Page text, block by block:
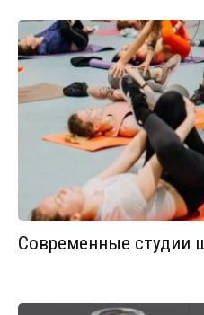
Современные студии